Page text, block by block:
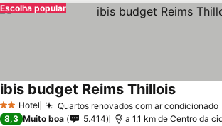
Escolha popular
2 Estrelas
Hotel Quartos renovados com ar condicionado
ibis budget Reims Thillois
8,3 Muito boa 5.414 a 1.1 km de Centro da